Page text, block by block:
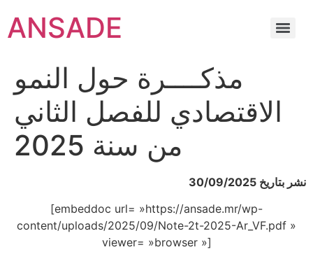
ANSADE
مذكــــرة حول النمو
الاقتصادي للفصل الثاني
من سنة 2025
نشر بتاريخ 30/09/2025
[embeddoc url= »https://ansade.mr/wp-
content/uploads/2025/09/Note-2t-2025-Ar_VF.pdf »
viewer= »browser »]